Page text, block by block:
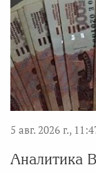
5 авг. 2026 г.,
Аналитика